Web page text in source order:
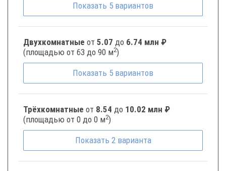
Показать 5 вариантов
Двухкомнатные от 5.07 до 6.74 млн ₽
(площадью от 63 до 90 м2)
Показать 5 вариантов
Трёхкомнатные от 8.54 до 10.02 млн ₽
(площадью от 0 до 0 м2)
Показать 2 варианта